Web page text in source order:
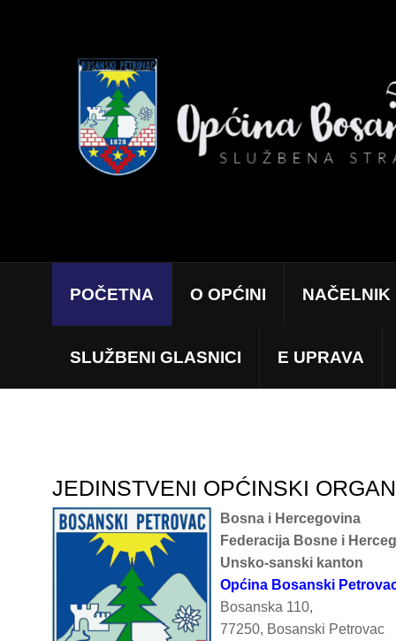
POČETNA O OPĆINI NAČELNIK
SLUŽBENI GLASNICI E UPRAVA
JEDINSTVENI OPĆINSKI
Bosna i Hercegovina
Federacija Bosne i
Unsko-sanski kanton
Općina Bosanski
Bosanska 110,
77250, Bosanski Petrovac